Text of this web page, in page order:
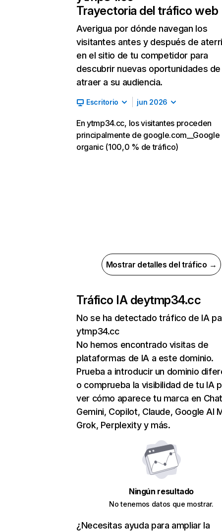
Trayectoria del tráfico web
Averigua por dónde navegan los
visitantes antes y después de
en el sitio de tu competidor para
descubrir nuevas oportunidades de
atraer a su audiencia.
Escritorio jun 2026
En ytmp34.cc, los visitantes proceden
principalmente de google.com__Google
organic (100,0 % de tráfico)
Mostrar detalles del tráfico →
Tráfico IA deytmp34.cc
No se ha detectado tráfico de IA
ytmp34.cc
No hemos encontrado visitas de
plataformas de IA a este dominio.
Prueba a introducir un dominio
o comprueba la visibilidad de tu IA
ver cómo aparece tu marca en
Gemini, Copilot, Claude, Google AI
Grok, Perplexity y más.
Ningún resultado
No tenemos datos que mostrar.
¿Necesitas ayuda para ampliar la